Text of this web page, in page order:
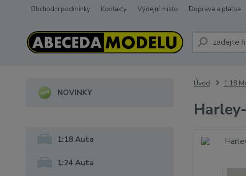
Obchodní podmínky Kontakty Výdejní místo Doprava a platba
NOVINKY
1:18 Auta
1:24 Auta
Úvod 1:18